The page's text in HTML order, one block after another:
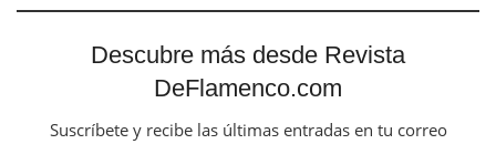
Descubre más desde Revista
DeFlamenco.com
Suscríbete y recibe las últimas entradas en tu correo